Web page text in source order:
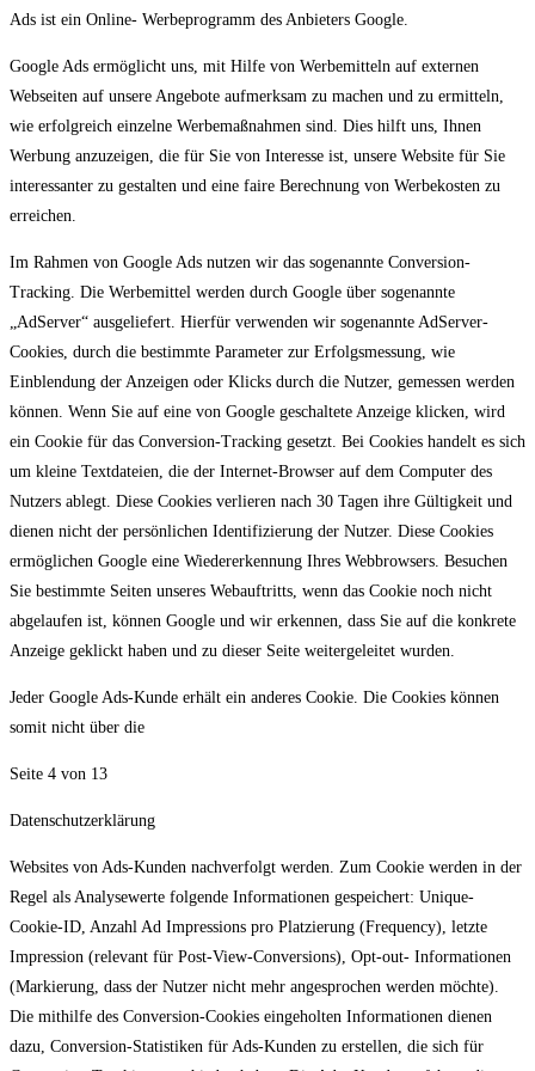
Ads ist ein Online- Werbeprogramm des Anbieters Google.
Google Ads ermöglicht uns, mit Hilfe von Werbemitteln auf externen
Webseiten auf unsere Angebote aufmerksam zu machen und zu ermitteln,
wie erfolgreich einzelne Werbemaßnahmen sind. Dies hilft uns, Ihnen
Werbung anzuzeigen, die für Sie von Interesse ist, unsere Website für Sie
interessanter zu gestalten und eine faire Berechnung von Werbekosten zu
erreichen.
Im Rahmen von Google Ads nutzen wir das sogenannte Conversion-
Tracking. Die Werbemittel werden durch Google über sogenannte
„AdServer“ ausgeliefert. Hierfür verwenden wir sogenannte AdServer-
Cookies, durch die bestimmte Parameter zur Erfolgsmessung, wie
Einblendung der Anzeigen oder Klicks durch die Nutzer, gemessen werden
können. Wenn Sie auf eine von Google geschaltete Anzeige klicken, wird
ein Cookie für das Conversion-Tracking gesetzt. Bei Cookies handelt es sich
um kleine Textdateien, die der Internet-Browser auf dem Computer des
Nutzers ablegt. Diese Cookies verlieren nach 30 Tagen ihre Gültigkeit und
dienen nicht der persönlichen Identifizierung der Nutzer. Diese Cookies
ermöglichen Google eine Wiedererkennung Ihres Webbrowsers. Besuchen
Sie bestimmte Seiten unseres Webauftritts, wenn das Cookie noch nicht
abgelaufen ist, können Google und wir erkennen, dass Sie auf die konkrete
Anzeige geklickt haben und zu dieser Seite weitergeleitet wurden.
Jeder Google Ads-Kunde erhält ein anderes Cookie. Die Cookies können
somit nicht über die
Seite 4 von 13
Datenschutzerklärung
Websites von Ads-Kunden nachverfolgt werden. Zum Cookie werden in der
Regel als Analysewerte folgende Informationen gespeichert: Unique-
Cookie-ID, Anzahl Ad Impressions pro Platzierung (Frequency), letzte
Impression (relevant für Post-View-Conversions), Opt-out- Informationen
(Markierung, dass der Nutzer nicht mehr angesprochen werden möchte).
Die mithilfe des Conversion-Cookies eingeholten Informationen dienen
dazu, Conversion-Statistiken für Ads-Kunden zu erstellen, die sich für